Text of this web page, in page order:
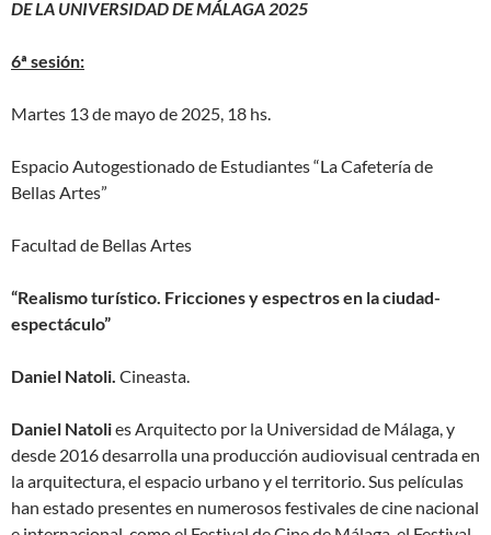
DE LA UNIVERSIDAD DE MÁLAGA2025
6ª sesión:
Martes 13 de mayo de 2025, 18 hs.
Espacio Autogestionado de Estudiantes “La Cafetería de
Bellas Artes”
Facultad de Bellas Artes
“Realismo turístico. Fricciones y espectros en la ciudad-
espectáculo”
Daniel Natoli. Cineasta.
Daniel Natolies Arquitecto por la Universidad de Málaga, y
desde 2016 desarrolla una producción audiovisual centrada en
la arquitectura, el espacio urbano y el territorio. Sus películas
han estado presentes en numerosos festivales de cine nacional